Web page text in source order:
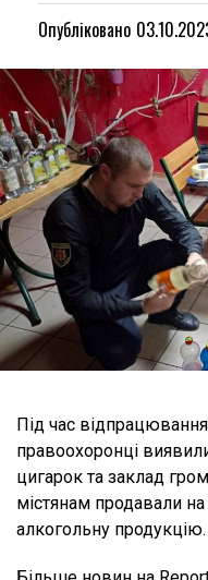
Опубліковано
Під час
правоохоронці
цигарок та заклад
містянам продавали
алкогольну продукцію.